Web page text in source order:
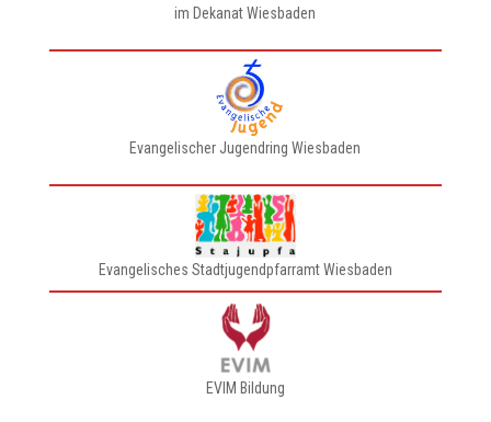
im Dekanat Wiesbaden
Evangelischer Jugendring Wiesbaden
Evangelisches Stadtjugendpfarramt Wiesbaden
EVIM Bildung